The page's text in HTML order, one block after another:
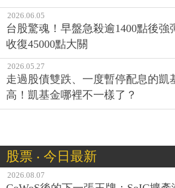
2026.06.05
台股驚魂！早盤急殺逾1400點後強
收復45000點大關
2026.05.27
走過股債雙跌、一度暫停配息的凱
高！凱基金哪裡不一樣了？
股票 ‧ 今日最新
2026.08.07